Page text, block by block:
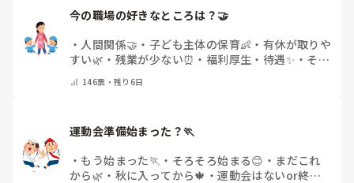
・ 人間関係🤝 ・ 子ども主体の保育👶 ・ 有休が取りや
すい🌿 ・ 残業が少ない⏰ ・ 福利厚生・待遇✨ ・ その
146票・残り6日
運動会準備始まった？🏃
・ もう始まった🏃 ・ そろそろ始まる😊 ・ まだこれ
から🌿 ・ 秋に入ってから🍁 ・運動会はないor終わ